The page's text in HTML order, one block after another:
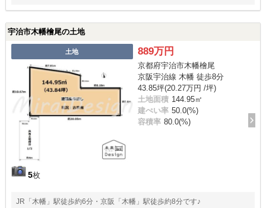
宇治市木幡檜尾の土地
土地
5枚
889万円
京都府宇治市木幡檜尾
京阪宇治線 木幡 徒歩8分
43.85坪(20.27万円 /坪)
土地面積 144.95㎡
建ぺい率 50.0(%)
容積率 80.0(%)
JR「木幡」駅徒歩約6分・京阪「木幡」駅徒歩約8分です♪